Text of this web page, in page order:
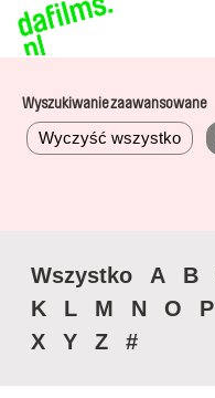
Wyszukiwanie zaawansowane
Wyczyść wszystko
Wszystko A B
K
L M N O P
X
Y Z #